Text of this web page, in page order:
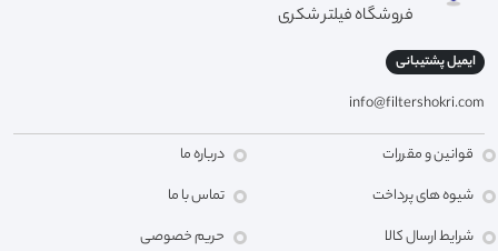
فروشگاه فیلتر شکری
ایمیل پشتیبانی
info@filtershokri.com
قوانین و مقررات
شیوه های پرداخت
شرایط ارسال کالا
درباره ما
تماس با ما
حریم خصوصی